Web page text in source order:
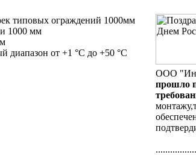
типовых ограждений 1000мм
1000 мм
диапазон от +1 °C до +50 °C
ООО
прошло